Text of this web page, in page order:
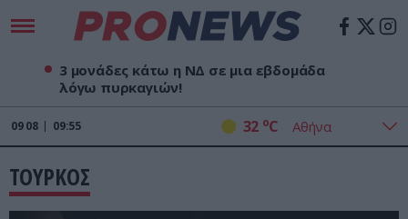
3 μονάδες κάτω η ΝΔ σε μια εβδομάδα
λόγω πυρκαγιών!
09 08 09:55 32 oC
ΤΟΥΡΚΟΣ